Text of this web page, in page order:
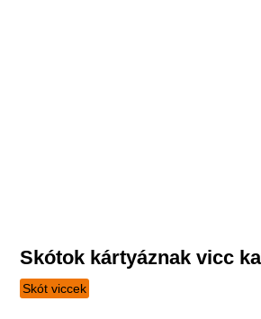
Skótok kártyáznak vicc
Skót viccek